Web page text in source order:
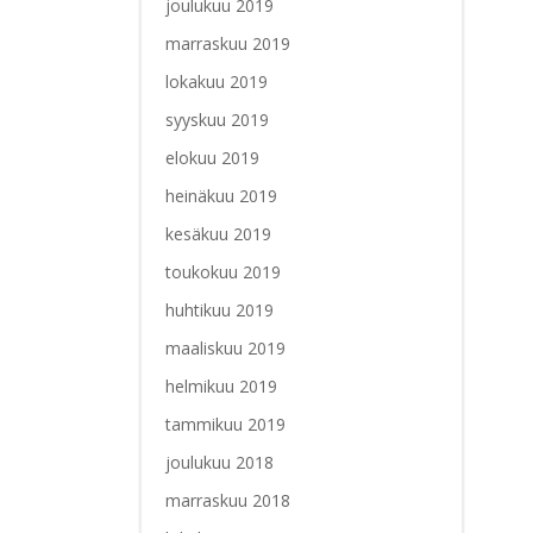
joulukuu 2019
marraskuu 2019
lokakuu 2019
syyskuu 2019
elokuu 2019
heinäkuu 2019
kesäkuu 2019
toukokuu 2019
huhtikuu 2019
maaliskuu 2019
helmikuu 2019
tammikuu 2019
joulukuu 2018
marraskuu 2018